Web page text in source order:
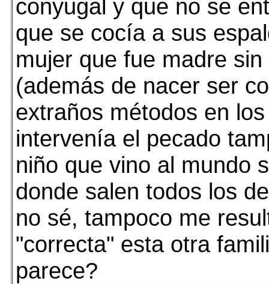
conyugal y que no se
que se cocía a sus
mujer que fue madre sin
(además de nacer ser
extraños métodos en
intervenía el pecado
niño que vino al mundo
donde salen todos los
no sé, tampoco me
"correcta" esta otra
parece?